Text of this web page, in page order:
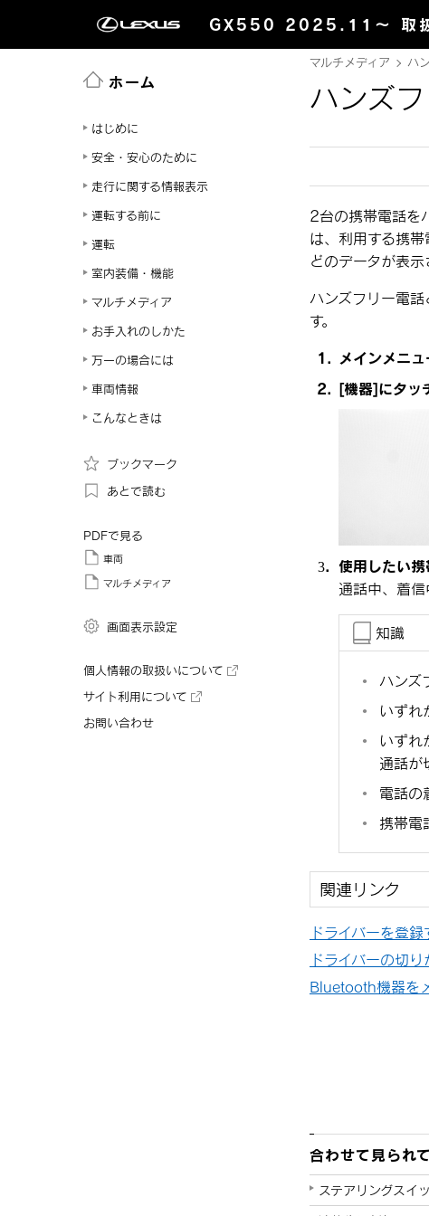
GX550 2025.11～ 取
ホーム
はじめに
安全・安心のために
走行に関する情報表示
運転する前に
運転
室内装備・機能
マルチメディア
お手入れのしかた
万一の場合には
車両情報
こんなときは
ブックマーク
あとで読む
PDFで見る
車両
マルチメディア
画面表示設定
個人情報の取扱いについて
サイト利用について
お問い合わせ
マルチメディア ハ
ハンズ
2台の携帯電話を
は、利用する携
どのデータが表
ハンズフリー電
す。
メインメニュ
[‍機器‍]にタッ
使用したい携
通話中、着信
知識
ハンズ
いずれ
いずれ
通話が
電話の
携帯電
関連リンク
ドライバーを登録
ドライバーの切
Bluetooth機器を
合わせて見られ
ステアリングスイ